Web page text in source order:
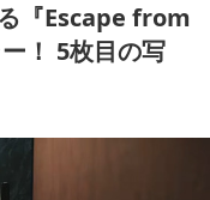
『Escape from
！ 5枚目の写